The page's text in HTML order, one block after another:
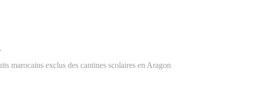
marocains exclus des cantines scolaires en Aragon